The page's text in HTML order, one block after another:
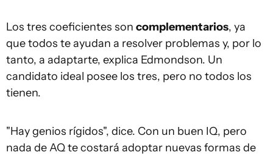
Los tres coeficientes son complementarios, ya
que todos te ayudan a resolver problemas y, por lo
tanto, a adaptarte, explica Edmondson. Un
candidato ideal posee los tres, pero no todos los
tienen.
"Hay genios rígidos", dice. Con un buen IQ, pero
nada de AQ te costará adoptar nuevas formas de